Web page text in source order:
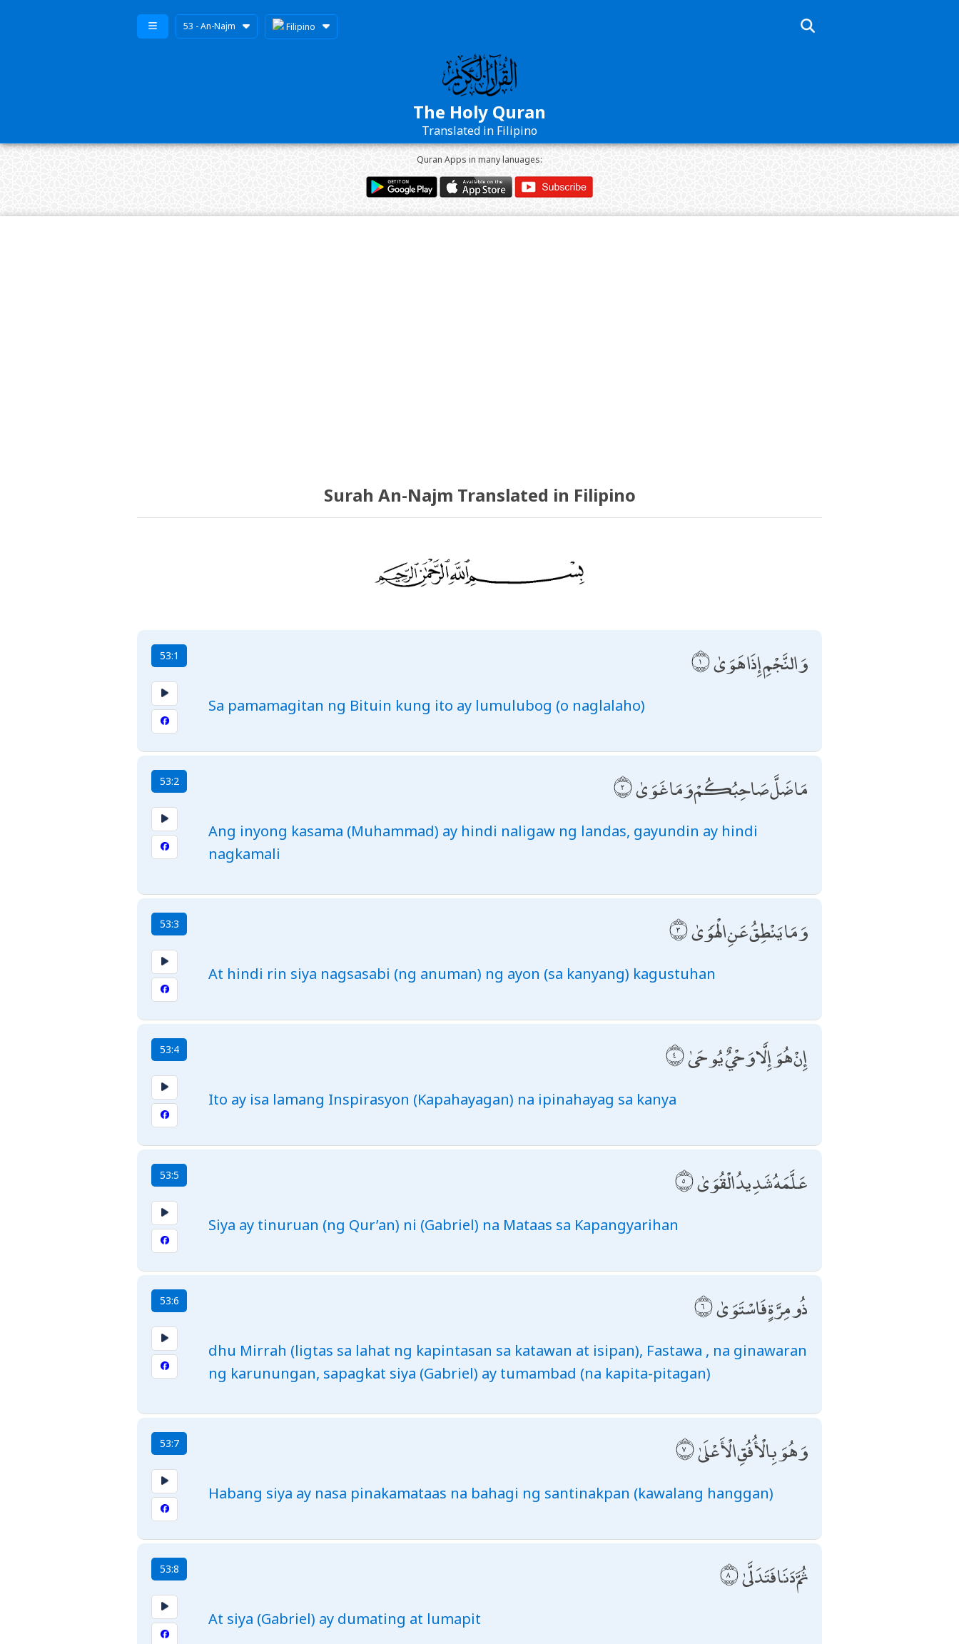
53 - An-Najm Filipino
The Holy Quran
Translated in Filipino
Quran Apps in many lanuages:
Surah An-Najm Translated in Filipino
53:1 وَالنَّجْمِ إِذَا هَوَىٰ
Sa pamamagitan ng Bituin kung ito ay lumulubog (o naglalaho)
53:2 مَا ضَلَّ صَاحِبُكُمْ وَمَا غَوَىٰ
Ang inyong kasama (Muhammad) ay hindi naligaw ng landas, gayundin ay hindi
nagkamali
53:3 وَمَا يَنْطِقُ عَنِ الْهَوَىٰ
At hindi rin siya nagsasabi (ng anuman) ng ayon (sa kanyang) kagustuhan
53:4 إِنْ هُوَ إِلَّا وَحْيٌ يُوحَىٰ
Ito ay isa lamang Inspirasyon (Kapahayagan) na ipinahayag sa kanya
53:5 عَلَّمَهُ شَدِيدُ الْقُوَىٰ
Siya ay tinuruan (ng Qur’an) ni (Gabriel) na Mataas sa Kapangyarihan
53:6 ذُو مِرَّةٍ فَاسْتَوَىٰ
dhu Mirrah (ligtas sa lahat ng kapintasan sa katawan at isipan), Fastawa , na ginawaran
ng karunungan, sapagkat siya (Gabriel) ay tumambad (na kapita-pitagan)
53:7 وَهُوَ بِالْأُفُقِ الْأَعْلَىٰ
Habang siya ay nasa pinakamataas na bahagi ng santinakpan (kawalang hanggan)
53:8 ثُمَّ دَنَا فَتَدَلَّىٰ
At siya (Gabriel) ay dumating at lumapit